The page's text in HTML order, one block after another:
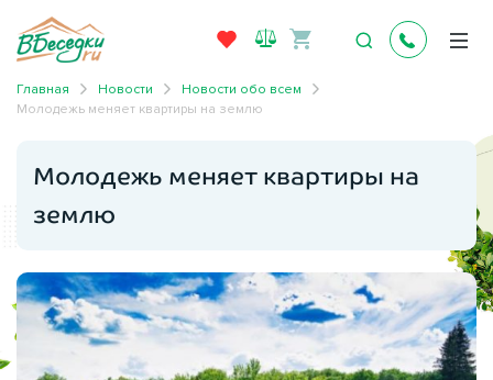
Главная Новости
Новости обо всем
Молодежь меняет квартиры на землю
Молодежь меняет квартиры на
землю